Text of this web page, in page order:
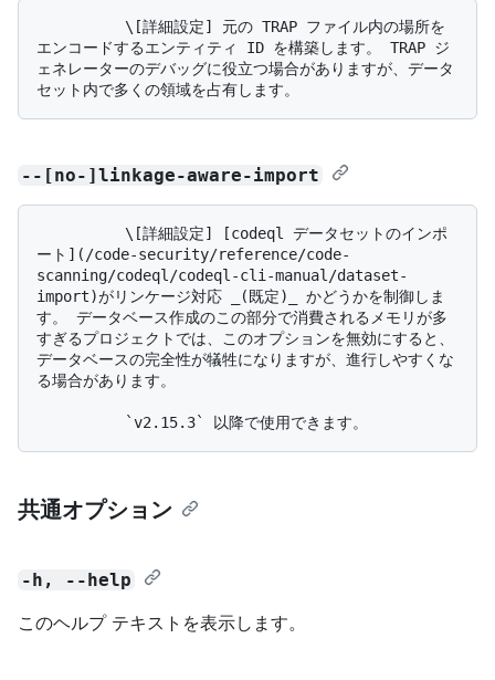
エンコードするエンティティ ID を構築します。 TRAP ジ
ェネレーターのデバッグに役立つ場合がありますが、データ
--[no-]linkage-aware-import
ート](/code-security/reference/code-
scanning/codeql/codeql-cli-manual/dataset-
import)がリンケージ対応 _(既定)_ かどうかを制御しま
す。 データベース作成のこの部分で消費されるメモリが多
すぎるプロジェクトでは、このオプションを無効にすると、
データベースの完全性が犠牲になりますが、進行しやすくな
る場合があります。
共通オプション
-h, --help
このヘルプ テキストを表示します。